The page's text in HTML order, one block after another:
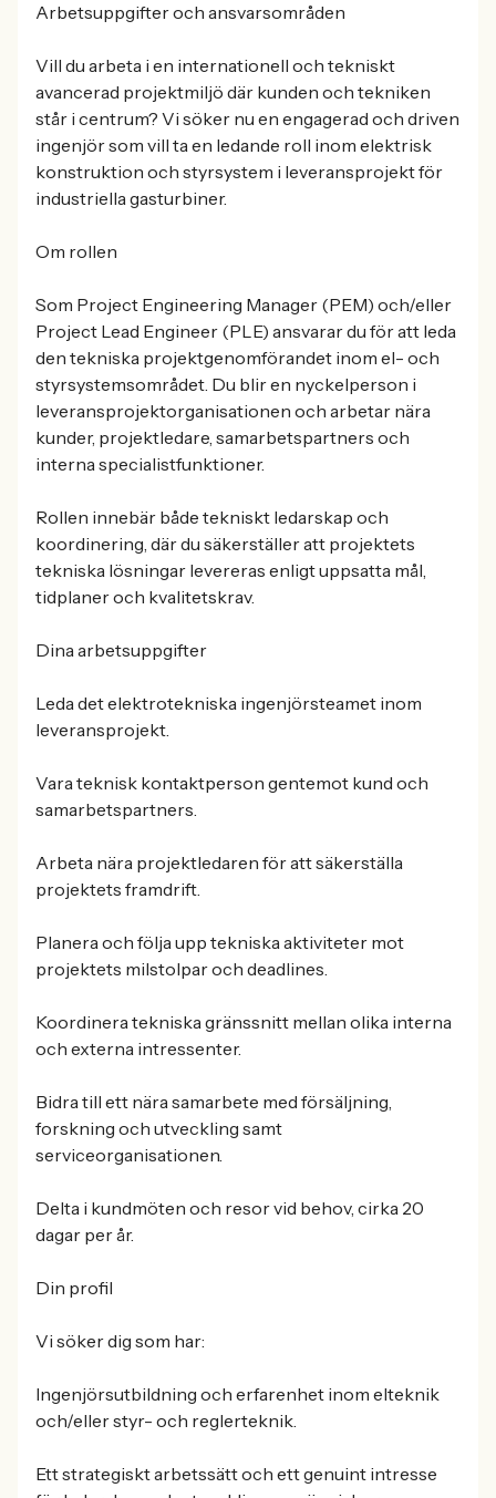
Arbetsuppgifter och ansvarsområden
Vill du arbeta i en internationell och tekniskt
avancerad projektmiljö där kunden och tekniken
står i centrum? Vi söker nu en engagerad och driven
ingenjör som vill ta en ledande roll inom elektrisk
konstruktion och styrsystem i leveransprojekt för
industriella gasturbiner.
Om rollen
Som Project Engineering Manager (PEM) och/eller
Project Lead Engineer (PLE) ansvarar du för att leda
den tekniska projektgenomförandet inom el- och
styrsystemsområdet. Du blir en nyckelperson i
leveransprojektorganisationen och arbetar nära
kunder, projektledare, samarbetspartners och
interna specialistfunktioner.
Rollen innebär både tekniskt ledarskap och
koordinering, där du säkerställer att projektets
tekniska lösningar levereras enligt uppsatta mål,
tidplaner och kvalitetskrav.
Dina arbetsuppgifter
Leda det elektrotekniska ingenjörsteamet inom
leveransprojekt.
Vara teknisk kontaktperson gentemot kund och
samarbetspartners.
Arbeta nära projektledaren för att säkerställa
projektets framdrift.
Planera och följa upp tekniska aktiviteter mot
projektets milstolpar och deadlines.
Koordinera tekniska gränssnitt mellan olika interna
och externa intressenter.
Bidra till ett nära samarbete med försäljning,
forskning och utveckling samt
serviceorganisationen.
Delta i kundmöten och resor vid behov, cirka 20
dagar per år.
Din profil
Vi söker dig som har:
Ingenjörsutbildning och erfarenhet inom elteknik
och/eller styr- och reglerteknik.
Ett strategiskt arbetssätt och ett genuint intresse